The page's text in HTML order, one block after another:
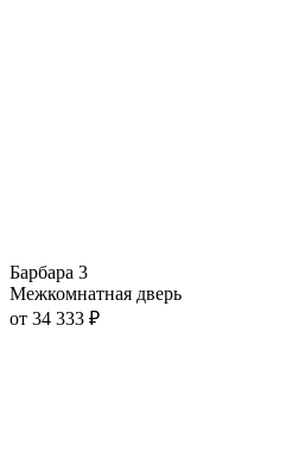
Барбара 3
Межкомнатная дверь
от 34 333 ₽